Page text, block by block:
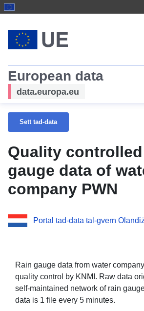
European data
data.europa.eu
Sett tad-data
Quality
gauge data of
company PWN
Portal tad-data tal-gvern Olandiż
Rain gauge data from water
quality control by KNMI. Raw data
self-maintained network of rain
data is 1 file every 5 minutes.